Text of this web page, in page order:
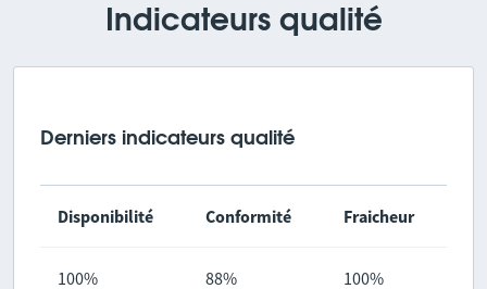
Indicateurs qualité
Derniers indicateurs qualité
Disponibilité Conformité Fraicheur
100% 88% 100%